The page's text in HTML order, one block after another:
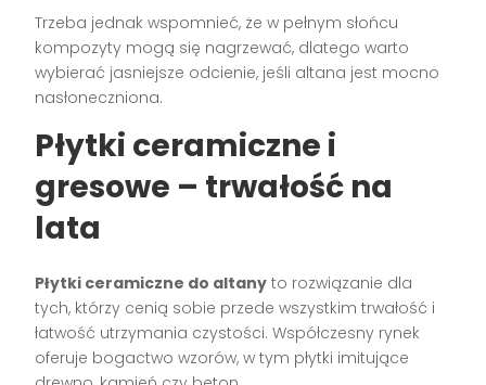
Trzeba jednak wspomnieć, że w pełnym słońcu
kompozyty mogą się nagrzewać, dlatego warto
wybierać jasniejsze odcienie, jeśli altana jest mocno
nasłoneczniona.
Płytki ceramiczne i
gresowe – trwałość na
lata
Płytki ceramiczne do altany to rozwiązanie dla
tych, którzy cenią sobie przede wszystkim trwałość i
łatwość utrzymania czystości. Współczesny rynek
oferuje bogactwo wzorów, w tym płytki imitujące